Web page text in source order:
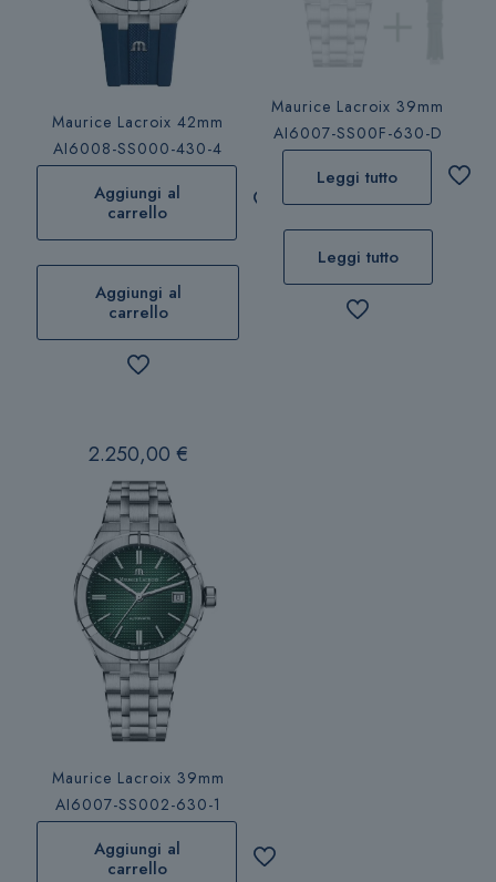
Maurice Lacroix 42mm
AI6008-SS000-430-4
Aggiungi al
carrello
Aggiungi al
carrello
Maurice Lacroix 39mm
AI6007-SS00F-630-D
Leggi tutto
Leggi tutto
2.250,00 €
Maurice Lacroix 39mm
AI6007-SS002-630-1
Aggiungi al
carrello